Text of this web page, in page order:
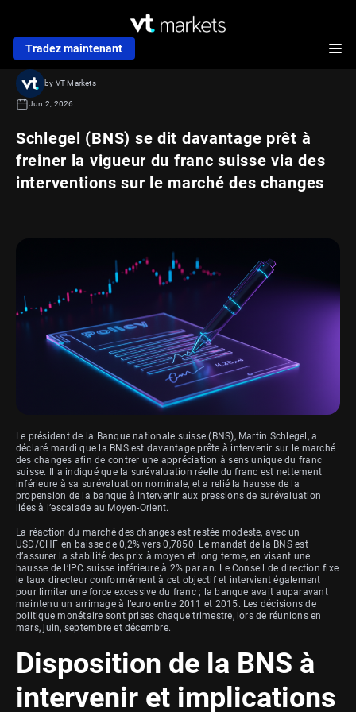
Tradez maintenant
Schlegel (BNS) se dit davantage prêt à
freiner la vigueur du franc suisse via des
interventions sur le marché des changes
by VT Markets
Jun 2, 2026
Le président de la Banque nationale suisse (BNS), Martin Schlegel, a
déclaré mardi que la BNS est davantage prête à intervenir sur le marché
des changes afin de contrer une appréciation à sens unique du franc
suisse. Il a indiqué que la surévaluation réelle du franc est nettement
inférieure à sa surévaluation nominale, et a relié la hausse de la
propension de la banque à intervenir aux pressions de surévaluation
liées à l’escalade au Moyen-Orient.
La réaction du marché des changes est restée modeste, avec un
USD/CHF en baisse de 0,2% vers 0,7850. Le mandat de la BNS est
d’assurer la stabilité des prix à moyen et long terme, en visant une
hausse de l’IPC suisse inférieure à 2% par an. Le Conseil de direction fixe
le taux directeur conformément à cet objectif et intervient également
pour limiter une force excessive du franc ; la banque avait auparavant
maintenu un arrimage à l’euro entre 2011 et 2015. Les décisions de
politique monétaire sont prises chaque trimestre, lors de réunions en
mars, juin, septembre et décembre.
Disposition de la BNS à
intervenir et implications